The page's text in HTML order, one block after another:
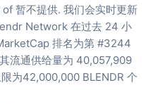
暂不提供. 我们会实时更新
Network 在过去 24 小
排名为第 #3244
其流通供给量为 40,057,909
为42,000,000 BLENDR 个